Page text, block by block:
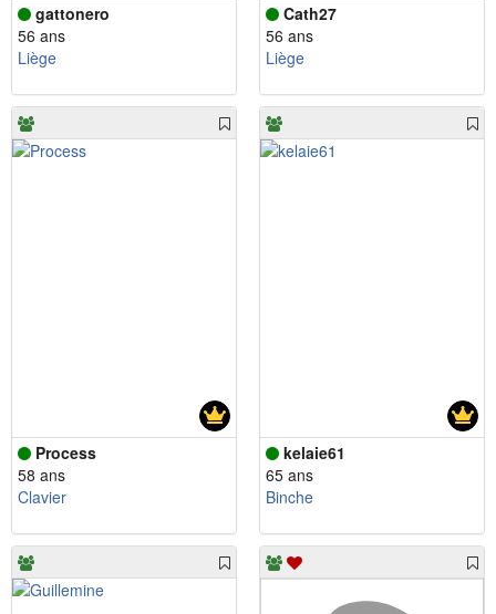
gattonero
56 ans
Liège
Cath27
56 ans
Liège
Process
58 ans
Clavier
kelaie61
65 ans
Binche